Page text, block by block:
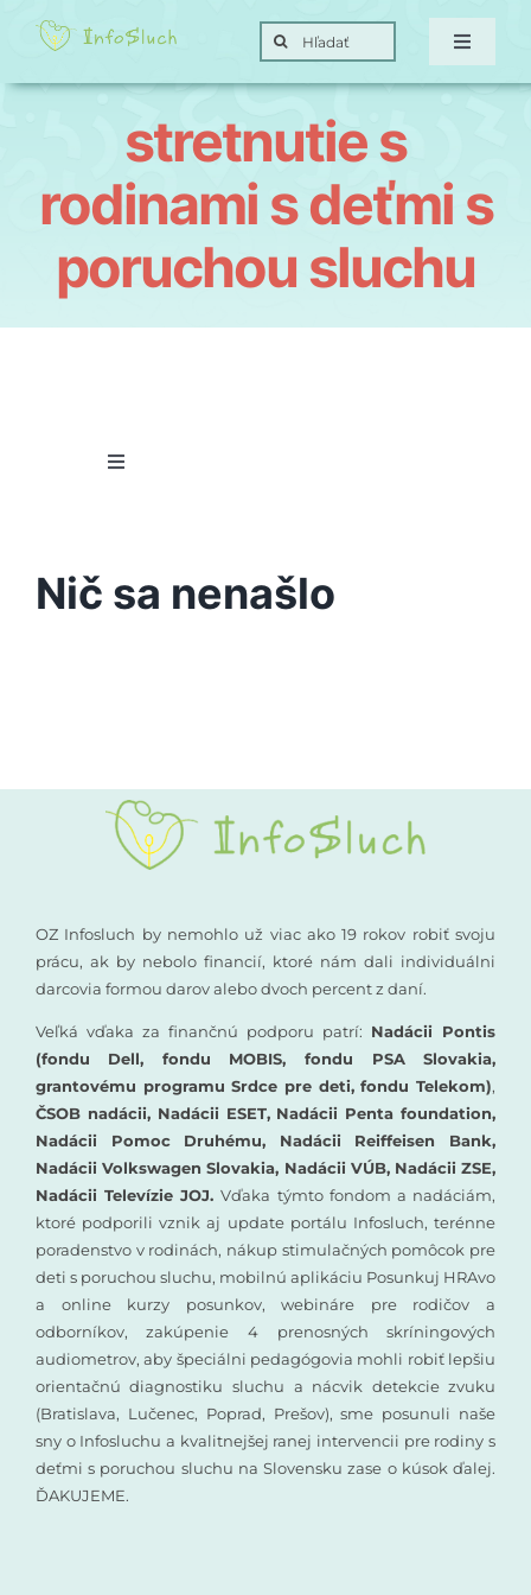
content
Toggle
Posunky
Podporte nás
Search
for:
stretnutie s
rodinami s deťmi s
poruchou sluchu
Toggle
Vyšetrenia sluchu
Rané poradenstvo
Vzdelávanie
Nič sa nenašlo
OZ Infosluch by nemohlo už viac ako 19 rokov robiť svoju
prácu, ak by nebolo financií, ktoré nám dali individuálni
darcovia formou darov alebo dvoch percent z daní.
Veľká vďaka za finančnú podporu patrí: Nadácii Pontis
(fondu Dell, fondu MOBIS, fondu PSA Slovakia,
grantovému programu Srdce pre deti, fondu Telekom),
ČSOB nadácii, Nadácii ESET, Nadácii Penta foundation,
Nadácii Pomoc Druhému, Nadácii Reiffeisen Bank,
Nadácii Volkswagen Slovakia, Nadácii VÚB, Nadácii ZSE,
Nadácii Televízie JOJ.Vďaka týmto fondom a nadáciám,
ktoré podporili vznik aj update portálu Infosluch, terénne
poradenstvo v rodinách, nákup stimulačných pomôcok pre
deti s poruchou sluchu, mobilnú aplikáciu Posunkuj HRAvo
a online kurzy posunkov, webináre pre rodičov a
odborníkov, zakúpenie 4 prenosných skríningových
audiometrov, aby špeciálni pedagógovia mohli robiť lepšiu
orientačnú diagnostiku sluchu a nácvik detekcie zvuku
(Bratislava, Lučenec, Poprad, Prešov), sme posunuli naše
sny o Infosluchu a kvalitnejšej ranej intervencii pre rodiny s
deťmi s poruchou sluchu na Slovensku zase o kúsok ďalej.
ĎAKUJEME.